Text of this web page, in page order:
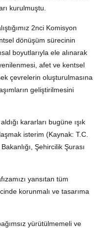
kurulmuştu.
2nci Komisyon
dönüşüm sürecinin
boyutlarıyla ele alınarak
afet ve kentsel
çevrelerin oluşturulmasına
geliştirilmesini
kararları bugüne ışık
isterim (Kaynak: T.C.
Şehircilik Şurası
yansıtan tüm
korunmalı ve tasarıma
yürütülmemeli ve